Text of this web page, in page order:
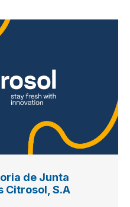
de Junta
Citrosol, S.A